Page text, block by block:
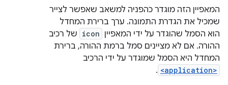
המאפיין הזה מוגדר כהפניה למשאב שאפשר לצייר
שמכיל את הגדרת התמונה. ערך ברירת המחדל
הוא הסמל שהוגדר על ידי המאפיין icon של רכיב
ההורה. אם לא מציינים סמל ברמת ההורה, ברירת
המחדל היא הסמל שמוגדר על ידי הרכיב
<application>
.